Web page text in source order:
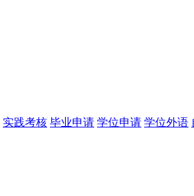
实践考核 毕业申请 学位申请 学位外语